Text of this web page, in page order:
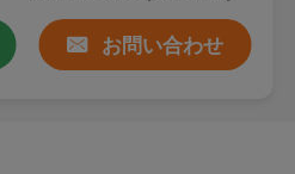
お問い合わせ